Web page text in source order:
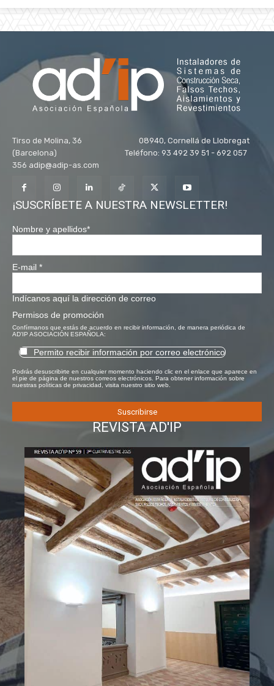
Tirso de Molina, 36 08940, Cornellá de Llobregat
(Barcelona) Teléfono: 93 492 39 51 - 692 057
356 adip@adip-as.com
¡SUSCRÍBETE A NUESTRA NEWSLETTER!
Nombre y apellidos*
E-mail *
Indícanos aquí la dirección de correo
Permisos de promoción
Confírmanos que estás de acuerdo en recibir información, de manera periódica de
AD'IP ASOCIACIÓN ESPAÑOLA:
Permito recibir información por correo electrónico
Podrás desuscribirte en cualquier momento haciendo clic en el enlace que aparece en
el pie de página de nuestros correos electrónicos. Para obtener información sobre
nuestras políticas de privacidad, visita nuestro sitio web.
REVISTA AD'IP